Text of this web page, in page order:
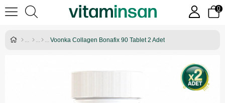
0
Voonka Collagen Bonafix 90 Tablet 2 Adet